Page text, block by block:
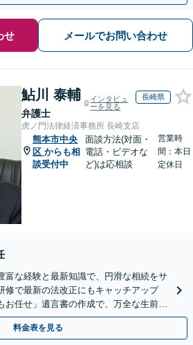
せ メールでお問い合わせ
鮎川 泰輔
弁護士
インタビュ
ーを見る
長崎県
虎ノ門法律経済事務所 長崎支店
熊本市中央
区 からも相
談受付中
面談方法(対面・
電話・ビデオな
ど)は応相談
営業時
間：本日
定休日
富な経験と最新知識で、円滑な相続をサ
修で最新の法改正にもキャッチアップ
お任せ」遺言書の作成で、万全な生前対
・休日面談可】
料金表を見る